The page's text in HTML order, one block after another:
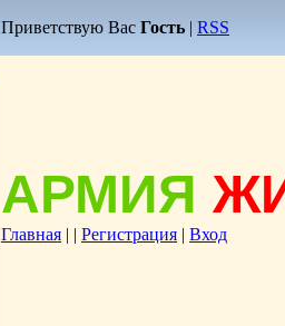
Приветствую Вас Гость | RSS
АРМИЯ
Главная | | Регистрация | Вход